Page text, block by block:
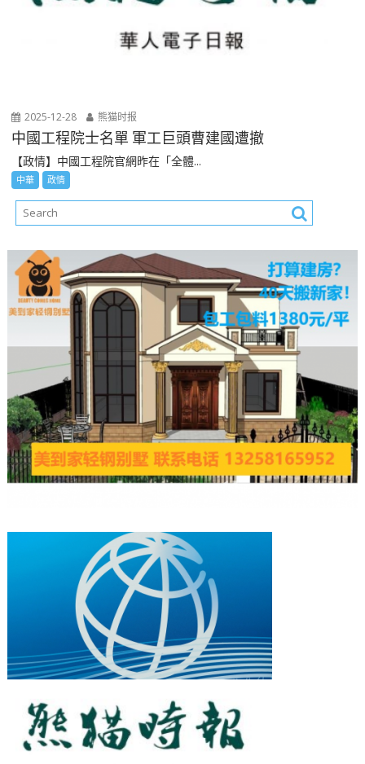
2025-12-28 熊猫时报
中國工程院士名單 軍工巨頭曹建國遭撤
【政情】中國工程院官網昨在「全體...
中華 政情